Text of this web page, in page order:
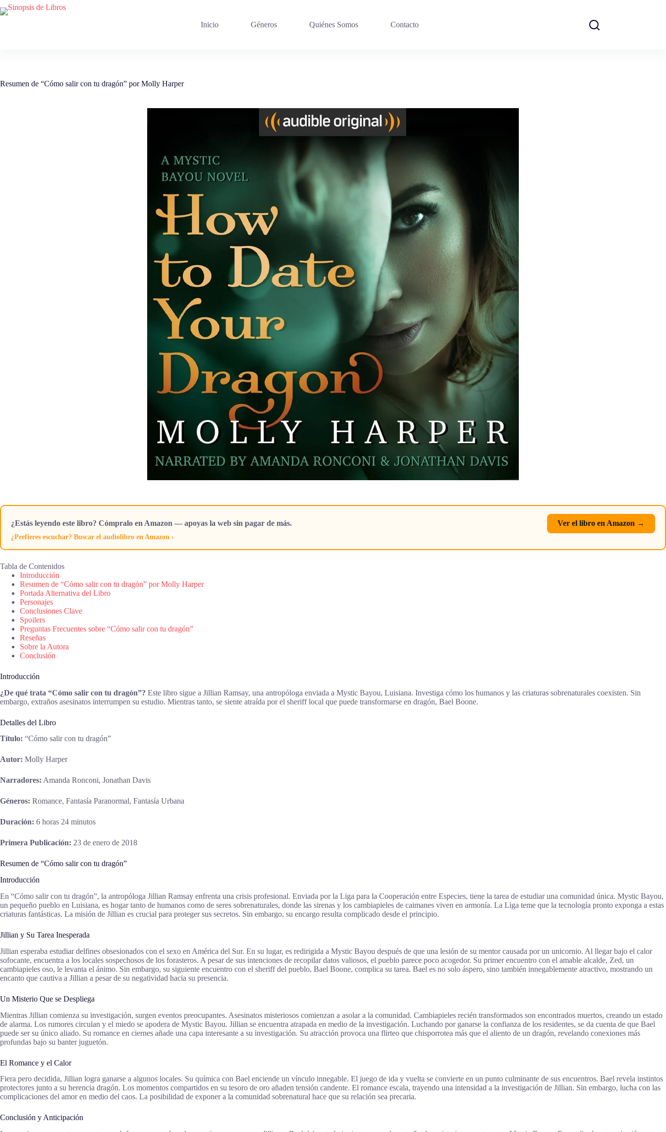
Saltar
al
Inicio Géneros Quiénes Somos Contacto
Resumen de “Cómo salir con tu dragón” por Molly Harper
¿Estás leyendo este libro? Cómpralo en Amazon — apoyas la web sin pagar de más. Ver el libro en Amazon →
¿Prefieres escuchar? Buscar el audiolibro en Amazon ›
Tabla de Contenidos
Introducción
Resumen de “Cómo salir con tu dragón” por Molly Harper
Portada Alternativa del Libro
Personajes
Conclusiones Clave
Spoilers
Preguntas Frecuentes sobre “Cómo salir con tu dragón”
Reseñas
Sobre la Autora
Conclusión
Introducción
¿De qué trata “Cómo salir con tu dragón”? Este libro sigue a Jillian Ramsay, una antropóloga enviada a Mystic Bayou, Luisiana. Investiga cómo los humanos y las criaturas sobrenaturales coexisten. Sin
embargo, extraños asesinatos interrumpen su estudio. Mientras tanto, se siente atraída por el sheriff local que puede transformarse en dragón, Bael Boone.
Detalles del Libro
Título: “Cómo salir con tu dragón”
Autor: Molly Harper
Narradores: Amanda Ronconi, Jonathan Davis
Géneros: Romance, Fantasía Paranormal, Fantasía Urbana
Duración: 6 horas 24 minutos
Primera Publicación: 23 de enero de 2018
Resumen de “Cómo salir con tu dragón”
Introducción
En “Cómo salir con tu dragón”, la antropóloga Jillian Ramsay enfrenta una crisis profesional. Enviada por la Liga para la Cooperación entre Especies, tiene la tarea de estudiar una comunidad única. Mystic Bayou,
un pequeño pueblo en Luisiana, es hogar tanto de humanos como de seres sobrenaturales, donde las sirenas y los cambiapieles de caimanes viven en armonía. La Liga teme que la tecnología pronto exponga a estas
criaturas fantásticas. La misión de Jillian es crucial para proteger sus secretos. Sin embargo, su encargo resulta complicado desde el principio.
Jillian y Su Tarea Inesperada
Jillian esperaba estudiar delfines obsesionados con el sexo en América del Sur. En su lugar, es redirigida a Mystic Bayou después de que una lesión de su mentor causada por un unicornio. Al llegar bajo el calor
sofocante, encuentra a los locales sospechosos de los forasteros. A pesar de sus intenciones de recopilar datos valiosos, el pueblo parece poco acogedor. Su primer encuentro con el amable alcalde, Zed, un
cambiapieles oso, le levanta el ánimo. Sin embargo, su siguiente encuentro con el sheriff del pueblo, Bael Boone, complica su tarea. Bael es no solo áspero, sino también innegablemente atractivo, mostrando un
encanto que cautiva a Jillian a pesar de su negatividad hacia su presencia.
Un Misterio Que se Despliega
Mientras Jillian comienza su investigación, surgen eventos preocupantes. Asesinatos misteriosos comienzan a asolar a la comunidad. Cambiapieles recién transformados son encontrados muertos, creando un estado
de alarma. Los rumores circulan y el miedo se apodera de Mystic Bayou. Jillian se encuentra atrapada en medio de la investigación. Luchando por ganarse la confianza de los residentes, se da cuenta de que Bael
puede ser su único aliado. Su romance en ciernes añade una capa interesante a su investigación. Su atracción provoca una flirteo que chisporrotea más que el aliento de un dragón, revelando conexiones más
profundas bajo su banter juguetón.
El Romance y el Calor
Fiera pero decidida, Jillian logra ganarse a algunos locales. Su química con Bael enciende un vínculo innegable. El juego de ida y vuelta se convierte en un punto culminante de sus encuentros. Bael revela instintos
protectores junto a su herencia dragón. Los momentos compartidos en su tesoro de oro añaden tensión candente. El romance escala, trayendo una intensidad a la investigación de Jillian. Sin embargo, lucha con las
complicaciones del amor en medio del caos. La posibilidad de exponer a la comunidad sobrenatural hace que su relación sea precaria.
Conclusión y Anticipación